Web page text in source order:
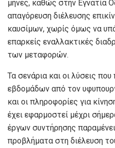
μήνες, καθώς στην Εγνατία
απαγόρευση διέλευσης
καυσίμων, χωρίς όμως να
επαρκείς εναλλακτικές
των μεταφορών.
Τα σενάρια και οι λύσεις
εβδομάδων από τον
και οι πληροφορίες για
έχει εφαρμοστεί μέχρι
έργων συντήρησης
προβλήματα στη διέλευση